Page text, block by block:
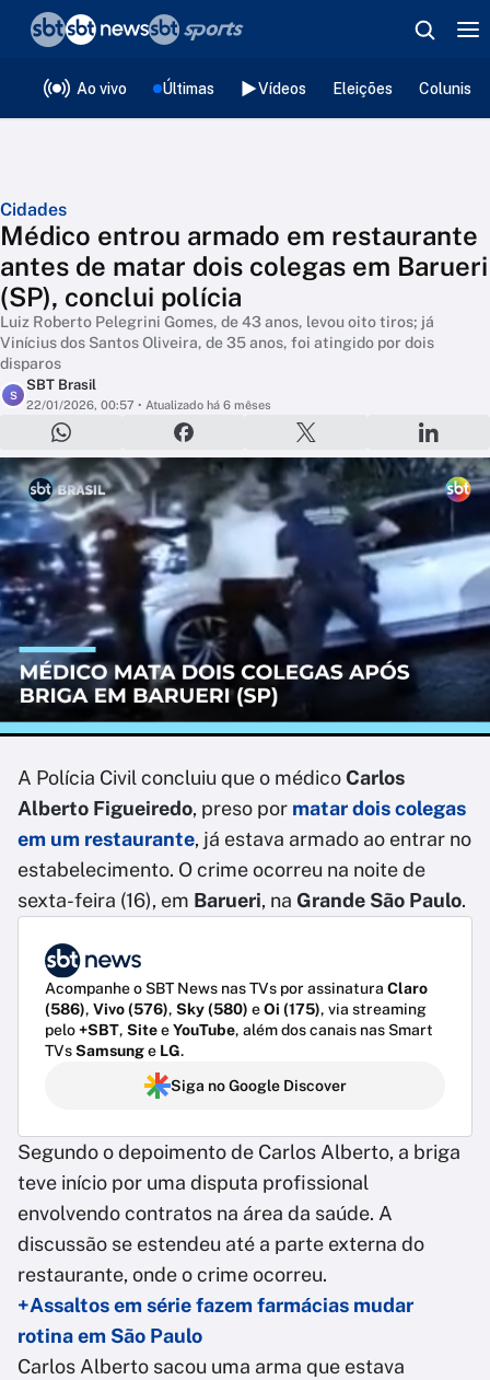
Ao vivo Últimas Vídeos Eleições
Cidades
Médico entrou armado em restaurante
antes de matar dois colegas em Barueri
(SP), conclui polícia
Luiz Roberto Pelegrini Gomes, de 43 anos, levou oito tiros; já
Vinícius dos Santos Oliveira, de 35 anos, foi atingido por dois
disparos
S
SBT Brasil
22/01/2026, 00:57 • Atualizado há 6 mêses
A Polícia Civil concluiu que o médicoCarlos
Alberto Figueiredo, preso por matar dois colegas
em um restaurante, já estava armado ao entrar no
estabelecimento. O crime ocorreu na noite de
sexta-feira (16), em Barueri, na Grande São Paulo.
Acompanhe o SBT News nas TVs por assinatura Claro
(586), Vivo (576), Sky (580) eOi (175), via streaming
pelo+SBT, SiteeYouTube, além dos canais nas Smart
TVsSamsunge LG.
Siga no Google Discover
Segundo o depoimento de Carlos Alberto, a briga
teve início por uma disputa profissional
envolvendo contratos na área da saúde. A
discussão se estendeu até a parte externa do
restaurante, onde o crime ocorreu.
+Assaltos em série fazem farmácias mudar
rotina em São Paulo
Carlos Alberto sacou uma arma que estava
❮voltar
Editorias